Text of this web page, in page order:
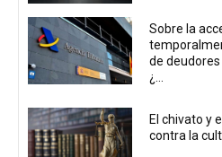
Sobre la
de
¿...
El chivato y
contra la